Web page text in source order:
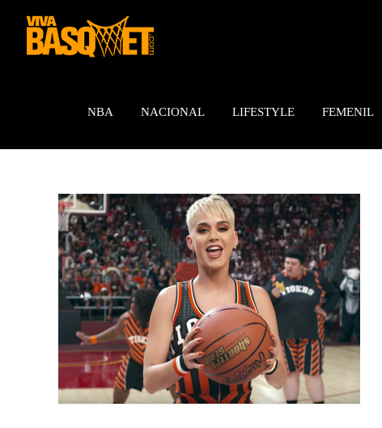
contenido
NBA NACIONAL LIFESTYLE FEMENIL